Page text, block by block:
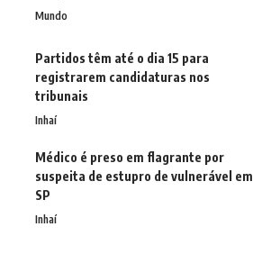
Mundo
Partidos têm até o dia 15 para
registrarem candidaturas nos
tribunais
Inhaí
Médico é preso em flagrante por
suspeita de estupro de vulnerável em
SP
Inhaí